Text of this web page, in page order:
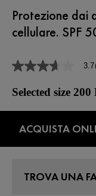
Protezione dai
cellulare. SPF
3.7
su
5
,
medio.
Reviews.
3.7
Selected size
ACQUISTA
TROVA UNA